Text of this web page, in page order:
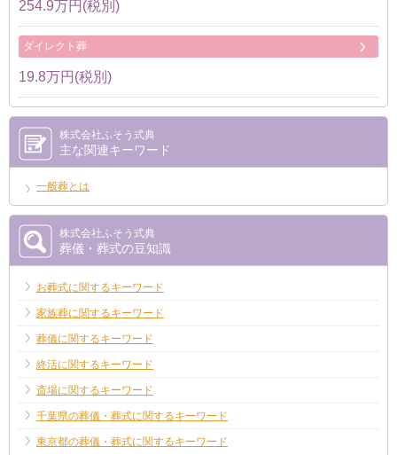
254.9万円(税別)
ダイレクト葬
19.8万円(税別)
株式会社ふそう式典
主な関連キーワード
一般葬とは
株式会社ふそう式典
葬儀・葬式の豆知識
お葬式に関するキーワード
家族葬に関するキーワード
葬儀に関するキーワード
終活に関するキーワード
斎場に関するキーワード
千葉県の葬儀・葬式に関するキーワード
東京都の葬儀・葬式に関するキーワード